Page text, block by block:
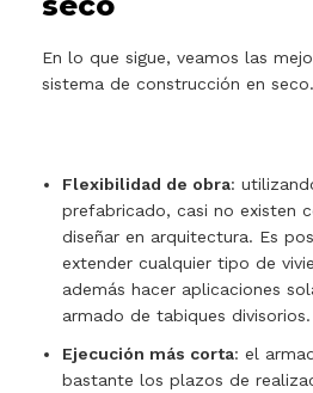
En lo que sigue, veamos las
sistema de construcción en seco.
Flexibilidad de obra:
prefabricado, casi no existen
diseñar en arquitectura. Es
extender cualquier tipo de
además hacer aplicaciones
armado de tabiques divisorios.
Ejecución más corta: el
bastante los plazos de